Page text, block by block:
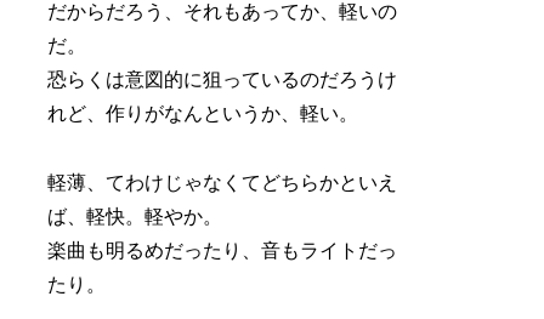
だからだろう、それもあってか、軽いの
だ。
恐らくは意図的に狙っているのだろうけ
れど、作りがなんというか、軽い。
軽薄、てわけじゃなくてどちらかといえ
ば、軽快。軽やか。
楽曲も明るめだったり、音もライトだっ
たり。